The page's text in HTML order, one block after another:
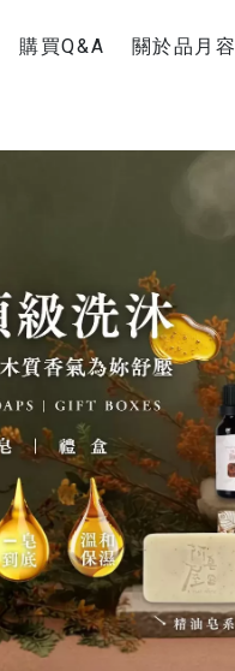
購買Q&A
購物運送說明
關於品月容